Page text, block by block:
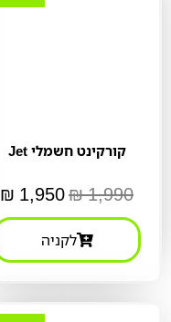
קורקינט חשמלי Jet
1,990
₪
1,950
₪
לקניה